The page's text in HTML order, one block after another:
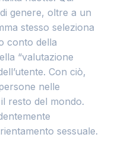
genere, oltre a un
stesso seleziona
conto della
“valutazione
Con ciò,
nelle
resto del mondo.
sessuale.